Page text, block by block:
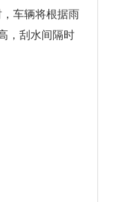
车辆将根据雨
，刮水间隔时